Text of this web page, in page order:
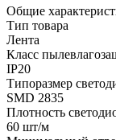
Общие
Тип товара
Лента
Класс
IP20
Типоразмер
SMD 2835
Плотность
60 шт/м